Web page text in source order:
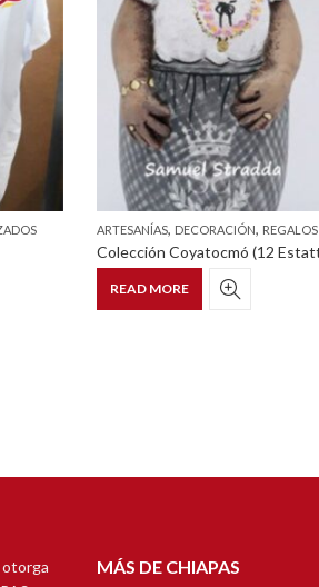
ARTESANÍAS, DECORACIÓN, REGALOS
READ MORE
otorga
MÁS DE CHIAPAS